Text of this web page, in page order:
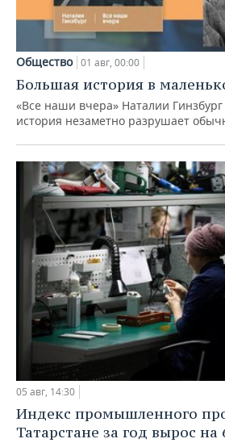
Общество 01 авг, 00:00
Большая история в
«Все наши вчера» Наталии
история незаметно разрушает
05 авг, 14:30
Индекс промышленного
Татарстане за год вырос на